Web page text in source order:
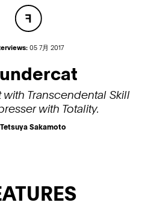
05 7月 2017
with Transcendental Skill
with Totality.
Tetsuya Sakamoto